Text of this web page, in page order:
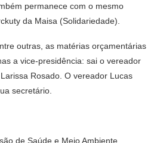
permanece com o mesmo
da Maisa (Solidariedade).
outras, as matérias orçamentárias
a vice-presidência: sai o vereador
Rosado. O vereador Lucas
secretário.
de Saúde e Meio Ambiente